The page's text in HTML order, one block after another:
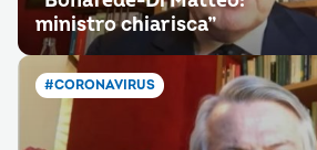
ministro chiarisca”
#CORONAVIRUS